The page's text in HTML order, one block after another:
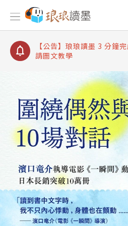
【公告】琅琅讀墨書櫃開通
【公告】琅琅讀墨 3 分鐘完
【公告】琅琅書店服務升
查詢
【公告】琅琅讀墨數位閱